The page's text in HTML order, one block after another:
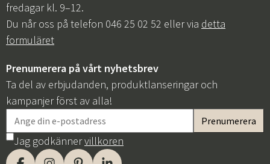
fredagar kl. 9–12.
Du når oss på telefon 046 25 02 52 eller via detta
formuläret
Prenumerera på vårt nyhetsbrev
Ta del av erbjudanden, produktlanseringar och
kampanjer först av alla!
Jag godkännervillkoren